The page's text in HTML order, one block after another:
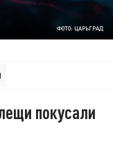
ФОТО: ЦАРЬГРАД
покусали